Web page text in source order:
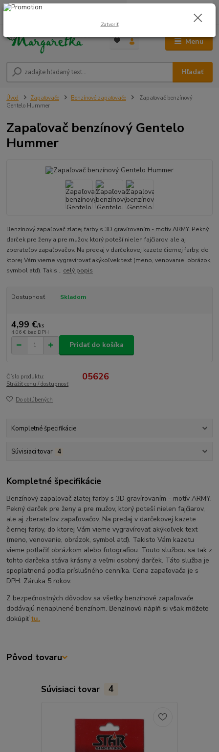
Menu
Hľadať
0948 236 042
0,00 €
Úvod Zapaľovače Benzínové zapaľovače
Zapaľovač benzínový
Gentelo Hummer
Zapaľovač benzínový Gentelo
Hummer
Benzínový zapaľovač zlatej farby s 3D gravírovaním - motív ARMY. Pekný
darček pre ženy a pre mužov, ktorý poteší nielen fajčiarov, ale aj
zberateľov zapaľovačov. Na predaj v darčekovej kazete čiernej farby, do
ktorej Vám vieme vygravírovať akýkoľvek text (meno, venovanie, obrázok,
symbol atď). Takis... celý popis
Dostupnosť Skladom
4,99 €/ks
4,06 € bez DPH
Pridať do košíka
Číslo produktu: 05626
Strážiť cenu / dostupnosť
Do obľúbených
Kompletné špecifikácie
Súvisiaci tovar 4
Kompletné špecifikácie
Benzínový zapaľovač zlatej farby s 3D gravírovaním - motív ARMY.
Pekný darček pre ženy a pre mužov, ktorý poteší nielen fajčiarov,
ale aj zberateľov zapaľovačov. Na predaj v darčekovej kazete
čiernej farby, do ktorej Vám vieme vygravírovať akýkoľvek text
(meno, venovanie, obrázok, symbol atď). Takisto Vám kazetu
vieme potlačiť obrázkom alebo fotografiou. Touto službou sa tak z
tohto darčeka stáva krásny a veľmi osobný darček. Táto služba je
spoplatnená podľa príslušného cenníka. Cena zapaľovača je s
DPH. Záruka 5 rokov.
Z bezpečnostných dôvodov sa všetky benzínové zapaľovače
dodávajú nenaplnené benzínom. Benzínovú náplň si však môžete
dokúpiťtu.
Pôvod tovaru
Súvisiaci tovar 4
Zatvoriť